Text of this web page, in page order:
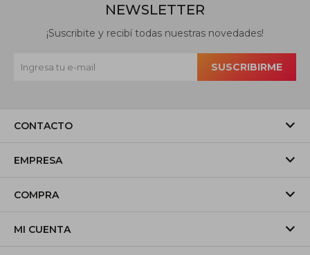
CONTACTO
EMPRESA
COMPRA
MI CUENTA
NEWSLETTER
¡Suscribite y recibí todas nuestras novedades!
SUSCRIBIRME